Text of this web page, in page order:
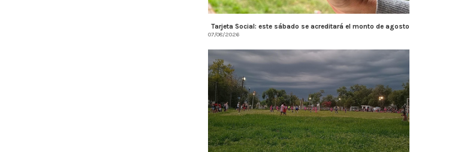
Tarjeta Social: este sábado se acreditará el monto de agosto
07/08/2026